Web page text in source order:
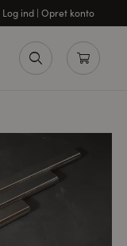
Log ind | Opret konto